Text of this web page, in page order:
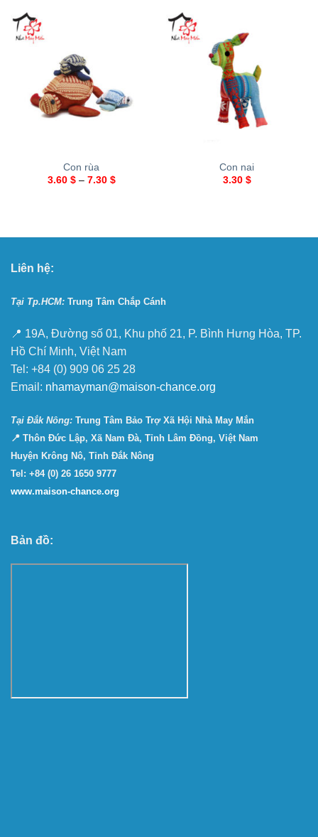
Con rùa
3.60 $– 7.30 $
Con nai
3.30 $
Liên hệ:
Tại Tp.HCM: Trung Tâm Chắp Cánh
📍 19A, Đường số 01, Khu phố 21, P. Bình Hưng Hòa, TP.
Hồ Chí Minh, Việt Nam
Tel: +84 (0) 909 06 25 28
Email: nhamayman@maison-chance.org
Tại Ðắk Nông: Trung Tâm Bảo Trợ Xã Hội Nhà May Mắn
📍 Thôn Đức Lập, Xã Nam Đà, Tỉnh Lâm Đồng, Việt Nam
Huyện Krông Nô, Tỉnh Đắk Nông
Tel: +84 (0) 26 1650 9777
www.maison-chance.org
Bản đồ: